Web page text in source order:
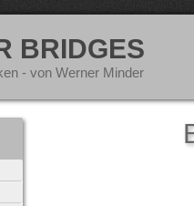
BRIDGES
- von Werner Minder